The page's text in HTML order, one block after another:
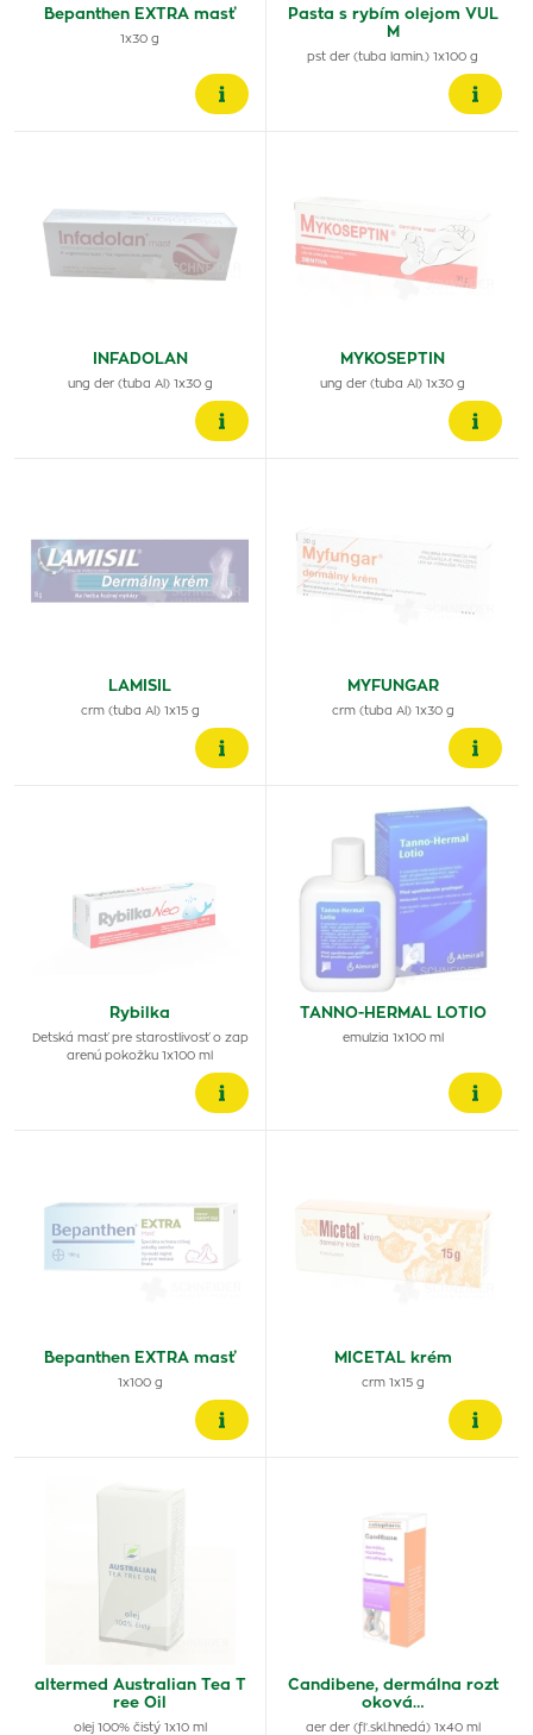
Bepanthen EXTRA masť
1x30 g
Pasta s rybím olejom VUL
M
pst der (tuba lamin.) 1x100 g
INFADOLAN
ung der (tuba Al) 1x30 g
MYKOSEPTIN
ung der (tuba Al) 1x30 g
LAMISIL
crm (tuba Al) 1x15 g
MYFUNGAR
crm (tuba Al) 1x30 g
Rybilka
Detská masť pre starostlivosť o zap
arenú pokožku 1x100 ml
TANNO-HERMAL LOTIO
emulzia 1x100 ml
Bepanthen EXTRA masť
1x100 g
MICETAL krém
crm 1x15 g
altermed Australian Tea T
ree Oil
olej 100% čistý 1x10 ml
Candibene, dermálna rozt
oková…
aer der (fľ.skl.hnedá) 1x40 ml